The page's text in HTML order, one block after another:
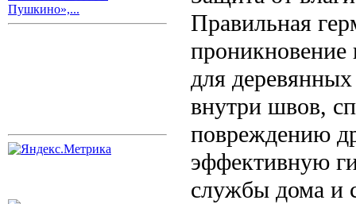
Пушкино»,...
Правильная
проникновение
для
внутри швов,
повреждению
эффективную
службы дома и